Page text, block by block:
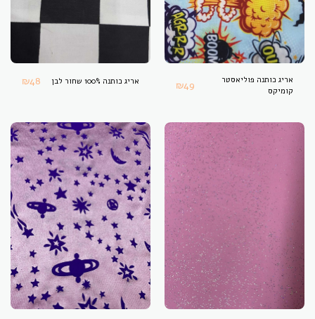
אריג כותנה פוליאסטר
קומיקס
₪49 אריג כותנה 100% שחור לבן ₪48